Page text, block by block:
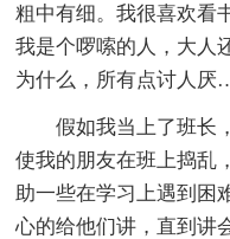
粗中有细。我很喜欢看
我是个啰嗦的人，大人
为什么，所有点讨人
假如我当上了班长
使我的朋友在班上捣乱
助一些在学习上遇到困
心的给他们讲，直到讲